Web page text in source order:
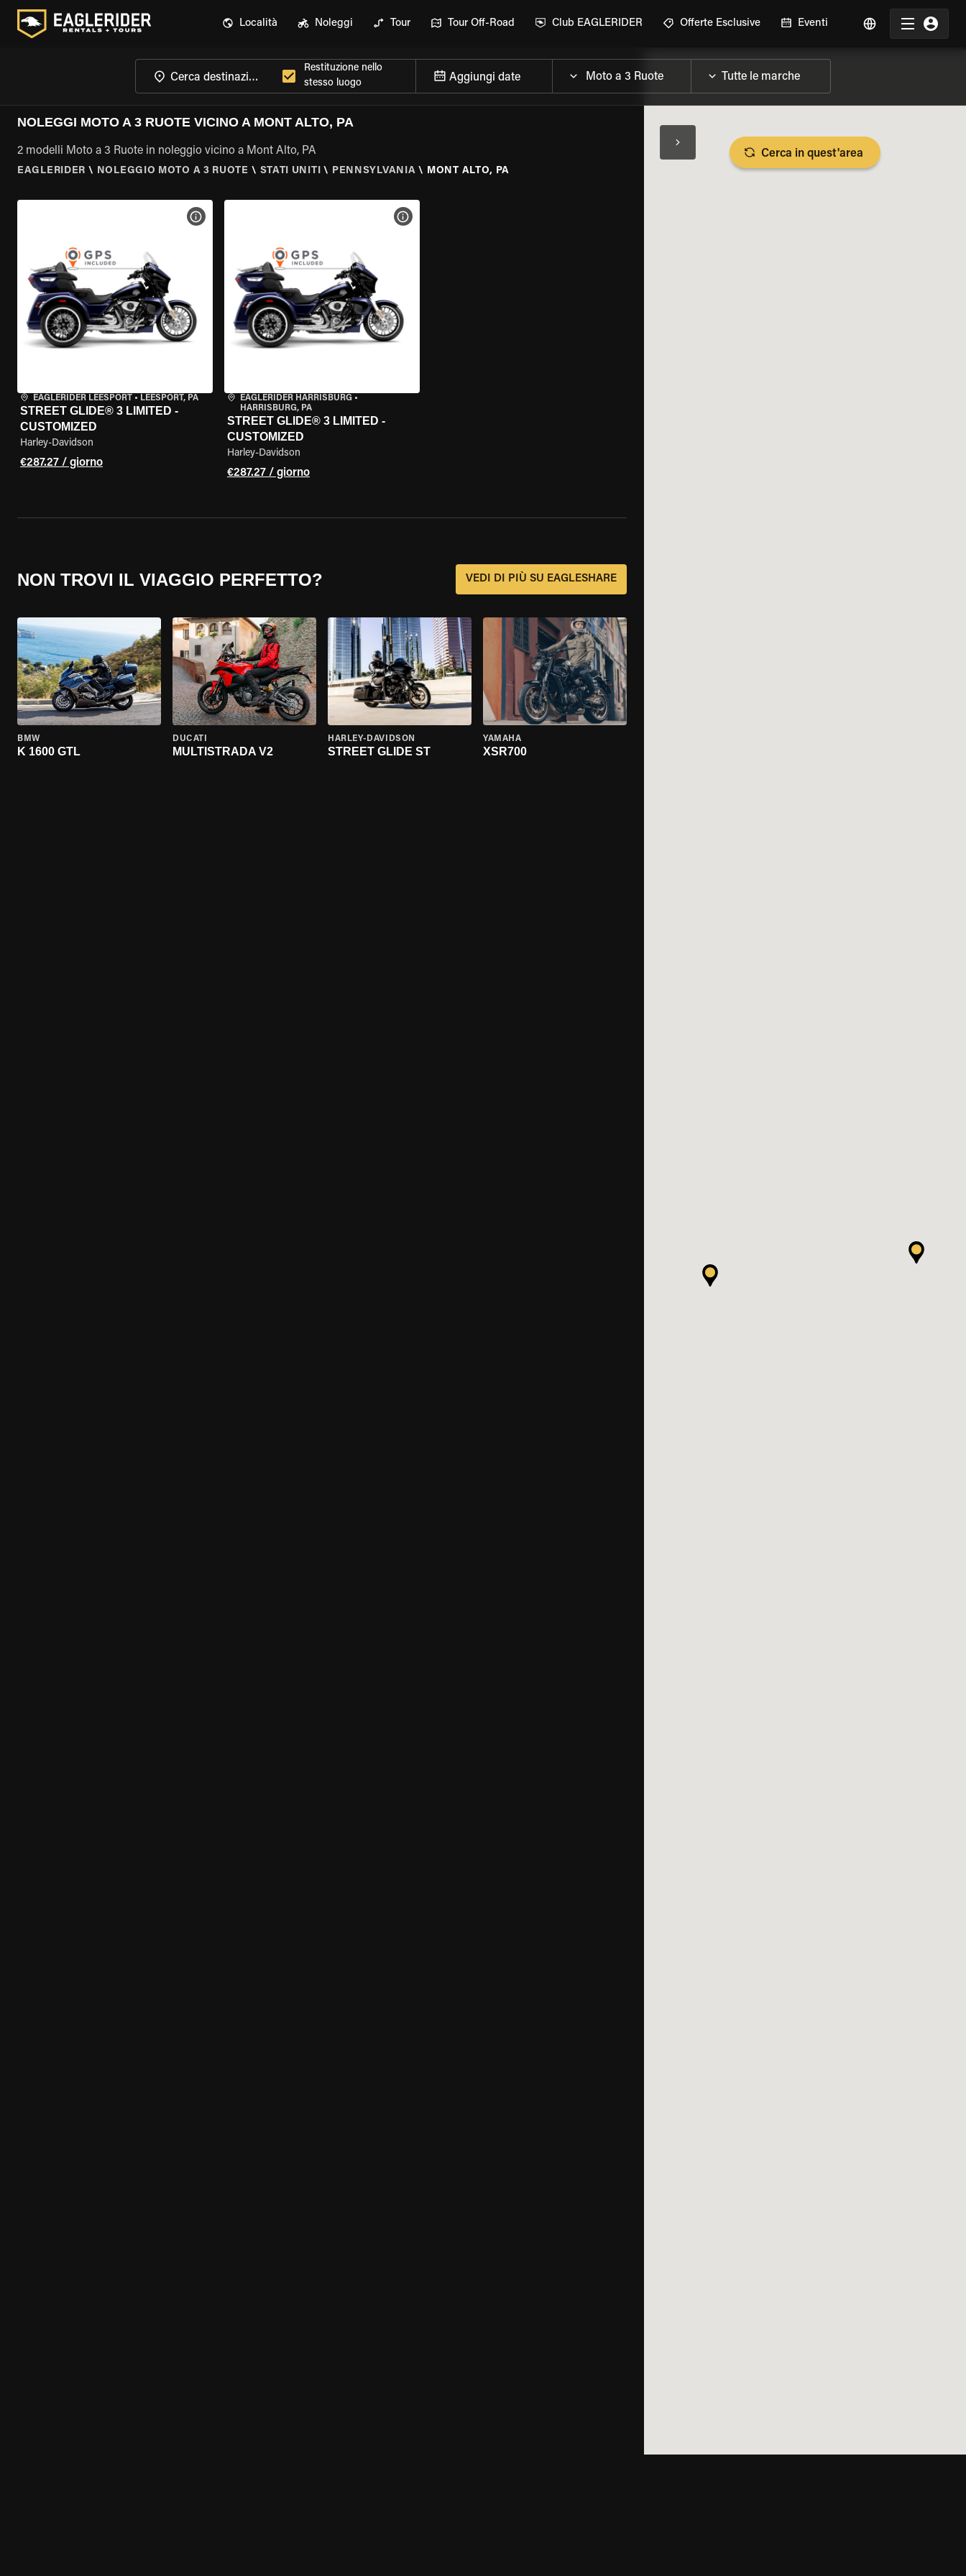
Località Noleggi Tour Tour Off-Road Club EAGLERIDER Offerte Esclusive Eventi
Restituzione nello
stesso luogo
Aggiungi date
NOLEGGI MOTO A 3 RUOTE VICINO A MONT ALTO, PA
2 modelli Moto a 3 Ruote in noleggio vicino a Mont Alto, PA
EAGLERIDER \ NOLEGGIO MOTO A 3 RUOTE \ STATI UNITI \ PENNSYLVANIA \ MONT ALTO, PA
EAGLERIDER LEESPORT • LEESPORT, PA
STREET GLIDE® 3 LIMITED -
CUSTOMIZED
Harley-Davidson
€287.27 / giorno
VISUALIZZA SPECIFICHE DELLA MOTO
EAGLERIDER HARRISBURG•
HARRISBURG, PA
STREET GLIDE® 3 LIMITED -
CUSTOMIZED
Harley-Davidson
€287.27 / giorno
VISUALIZZA SPECIFICHE DELLA MOTO
NON TROVI IL VIAGGIO PERFETTO? VEDI DI PIÙ SU EAGLESHARE
BMW
K 1600 GTL
DUCATI
MULTISTRADA V2
HARLEY-DAVIDSON
STREET GLIDE ST
YAMAHA
XSR700
Cerca in quest'area